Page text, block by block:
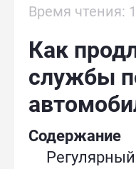
Время чтения:
Как
службы
Содержание